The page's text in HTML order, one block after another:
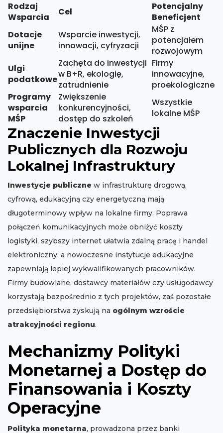
Rodzaj
Wsparcia
Cel
Potencjalny
Beneficjent
Dotacje
unijne
Wsparcie inwestycji,
innowacji, cyfryzacji
MŚP z
potencjałem
rozwojowym
Ulgi
podatkowe
Zachęta do inwestycji
w B+R, ekologię,
zatrudnienie
Firmy
innowacyjne,
proekologiczne
Programy
wsparcia
MŚP
Zwiększenie
konkurencyjności,
dostęp do szkoleń
Wszystkie
lokalne MŚP
Znaczenie Inwestycji
Publicznych dla Rozwoju
Lokalnej Infrastruktury
Inwestycje publiczne w infrastrukturę drogową,
cyfrową, edukacyjną czy energetyczną mają
długoterminowy wpływ na lokalne firmy. Poprawa
połączeń komunikacyjnych może obniżyć koszty
logistyki, szybszy internet ułatwia zdalną pracę i handel
elektroniczny, a nowoczesne instytucje edukacyjne
zapewniają lepiej wykwalifikowanych pracowników.
Firmy budowlane, dostawcy materiałów czy usługodawcy
korzystają bezpośrednio z tych projektów, zaś pozostałe
przedsiębiorstwa zyskują na ogólnym wzroście
atrakcyjności regionu.
Mechanizmy Polityki
Monetarnej a Dostęp do
Finansowania i Koszty
Operacyjne
Polityka monetarna, prowadzona przez banki